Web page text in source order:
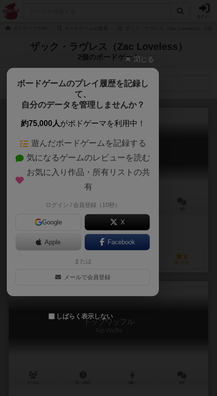
ザック・ラヴレス（Zac Loveless）
2個のボードゲーム
検索メニュー
ジュエルボックス
Jewel Box
15～30分
作品説明文の編集者を募集中
経験あり
8
持ってる
トップワッフル
Top Waffle
閉じる
ボードゲームのプレイ履歴を記録し
て、
自分のデータを管理しませんか？
約75,000人がボドゲーマを利用中！
遊んだボードゲームを記録する
気になるゲームのレビューを読む
お気に入り作品・所有リストの共
有
ログイン / 会員登録（10秒）
Google X
Apple Facebook
または
メールで会員登録
しばらく表示しない